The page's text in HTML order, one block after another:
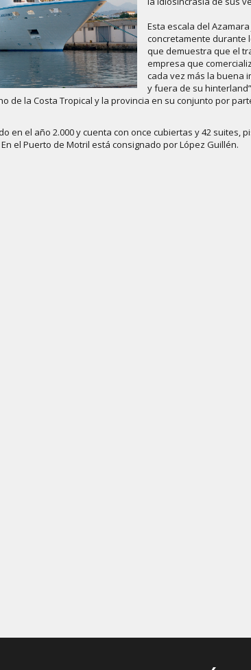
Esta escala del
concretamente durante
que demuestra que el
empresa que
cada vez más la buena
y fuera de su
de la Costa Tropical y la provincia en su conjunto por
en el año 2.000 y cuenta con once cubiertas y 42 suites,
el Puerto de Motril está consignado por López Guillén.